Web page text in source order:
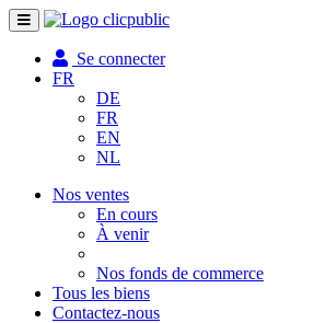
Toggle
navigation
Se connecter
FR
DE
FR
EN
NL
Nos ventes
En cours
À venir
Nos fonds de commerce
Tous les biens
Contactez-nous